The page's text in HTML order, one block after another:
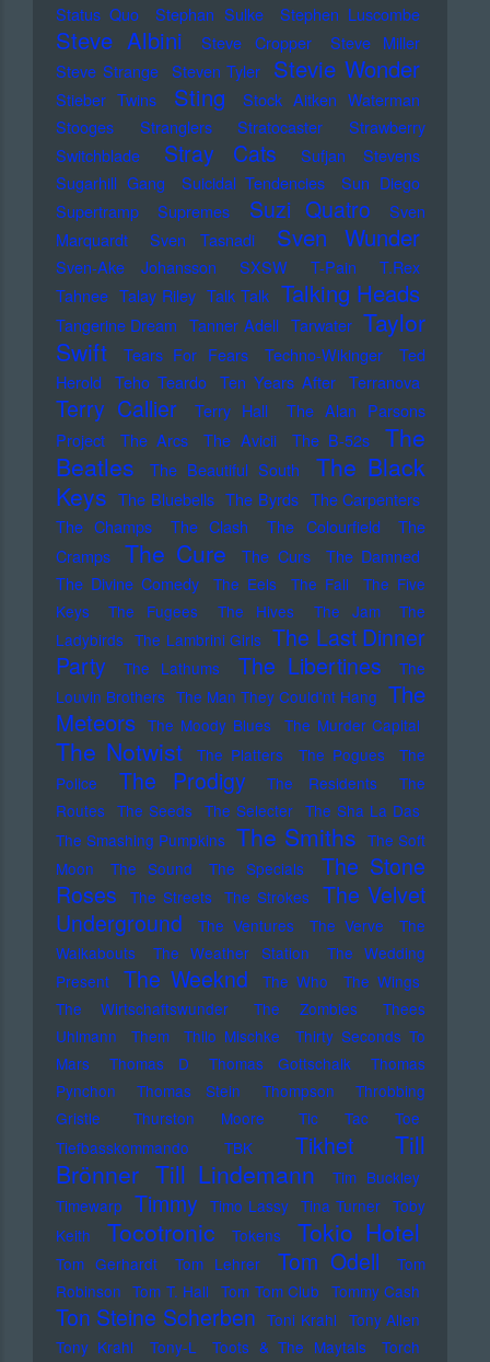
Status Quo
Stephan Sulke Stephen Luscombe
Steve Albini Steve Cropper
Steve Miller
Steve Strange Steven Tyler Stevie Wonder
Stieber Twins Sting
Stock Aitken Waterman
Stooges
Stranglers Stratocaster
Strawberry
Switchblade
Stray Cats
Sufjan Stevens
Sugarhill Gang
Suicidal Tendencies
Sun Diego
Supertramp
Supremes Suzi Quatro
Sven
Marquardt
Sven Tasnadi Sven Wunder
Sven-Ake Johansson SXSW T-Pain
T.Rex
Tahnee Talay Riley Talk Talk Talking Heads
Tangerine Dream Tanner Adell Tarwater Taylor
Swift
Tears For Fears Techno-Wikinger
Ted
Herold
Teho Teardo Ten Years After Terranova
Terry Callier Terry Hall
The Alan Parsons
Project
The Arcs The Avicii The B-52s
The
Beatles
The Beautiful South
The Black
Keys The Bluebells The Byrds The Carpenters
The Champs
The Clash The Colourfield
The
Cramps
The Cure The Curs
The Damned
The Divine Comedy
The Eels The Fall
The Five
Keys
The Fugees The Hives The Jam
The
Ladybirds The Lambrini Girls The Last Dinner
Party
The Lathums The Libertines
The
Louvin Brothers The Man They Could'nt Hang The
Meteors The Moody Blues The Murder Capital
The Notwist The Platters The Pogues
The
Police
The Prodigy The Residents
The
Routes The Seeds The Selecter The Sha La Das
The Smashing Pumpkins The Smiths The Soft
Moon
The Sound The Specials
The Stone
Roses
The Streets The Strokes
The Velvet
Underground
The Ventures The Verve
The
Walkabouts
The Weather Station
The Wedding
Present
The Weeknd The Who
The Wings
The Wirtschaftswunder
The Zombies
Thees
Uhlmann
Them Thilo Mischke
Thirty Seconds To
Mars
Thomas D Thomas Gottschalk
Thomas
Pynchon
Thomas Stein Thompson
Throbbing
Gristle
Thurston Moore
Tic Tac Toe
Tiefbasskommando TBK
Tikhet
Till
Brönner Till Lindemann
Tim Buckley
Timewarp Timmy Timo Lassy Tina Turner Toby
Keith
Tocotronic Tokens Tokio Hotel
Tom Gerhardt Tom Lehrer Tom Odell
Tom
Robinson Tom T. Hall Tom Tom Club Tommy Cash
Ton Steine Scherben Toni Krahl Tony Allen
Tony Krahl
Tony-L Toots & The Maytals
Torch